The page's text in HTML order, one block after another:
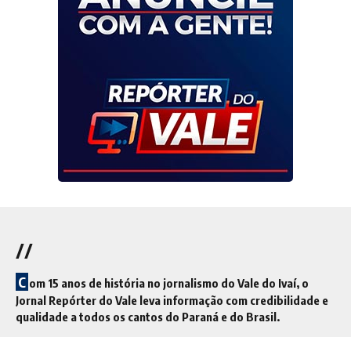
//
C om 15 anos de história no jornalismo do Vale do Ivaí, o
Jornal Repórter do Vale leva informação com credibilidade e
qualidade a todos os cantos do Paraná e do Brasil.